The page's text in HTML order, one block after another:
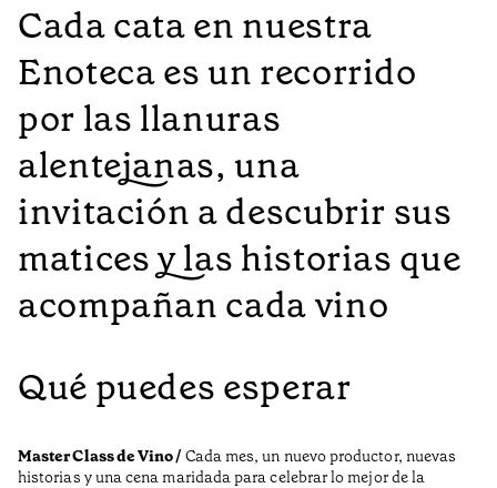
Cada cata en nuestra
Enoteca es un recorrido
por las llanuras
alentejanas, una
invitación a descubrir sus
matices y las historias que
acompañan cada vino
Qué puedes esperar
Master Class de Vino / Cada mes, un nuevo productor, nuevas
historias y una cena maridada para celebrar lo mejor de la